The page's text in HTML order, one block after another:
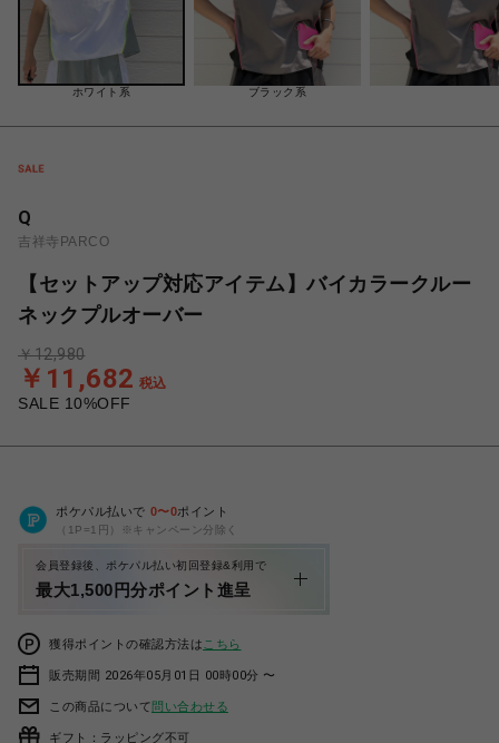
ホワイト系 ブラック系
Q
吉祥寺PARCO
【セットアップ対応アイテム】バイカラークルー
ネックプルオーバー
SALE 10%OFF
￥11,682 税込
￥12,980
ポケパル払いで 0〜0ポイント
（1P=1円）※キャンペーン分除く
会員登録後、ポケパル払い初回登録&利用で
最大1,500円分ポイント進呈
獲得ポイントの確認方法は こちら
販売期間 2026年05月01日 00時00分 〜
この商品について問い合わせる
ギフト：ラッピング不可